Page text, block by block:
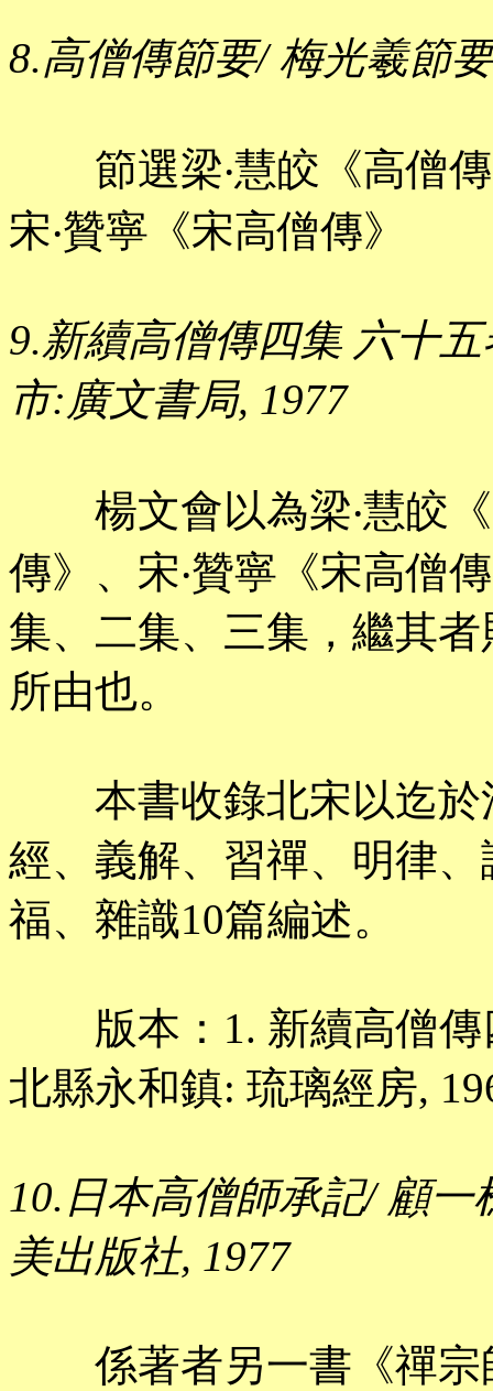
8.高僧傳節要/ 梅光羲節
節選梁‧慧皎《高僧傳
宋‧贊寧《宋高僧傳》
9.新續高僧傳四集 六十
市:廣文書局, 1977
楊文會以為梁‧慧皎《
傳》、宋‧贊寧《宋高僧
集、二集、三集，繼其
所由也。
本書收錄北宋以迄於
經、義解、習禪、明律
福、雜識10篇編述。
版本：1. 新續高僧傳
北縣永和鎮: 琉璃經房,
10.日本高僧師承記/ 顧
美出版社, 1977
係著者另一書《禪宗